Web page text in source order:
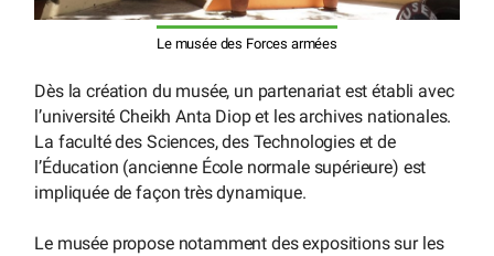
Le musée des Forces armées
Dès la création du musée, un partenariat est établi avec
l’université Cheikh Anta Diop et les archives nationales.
La faculté des Sciences, des Technologies et de
l’Éducation (ancienne École normale supérieure) est
impliquée de façon très dynamique.
Le musée propose notamment des expositions sur les